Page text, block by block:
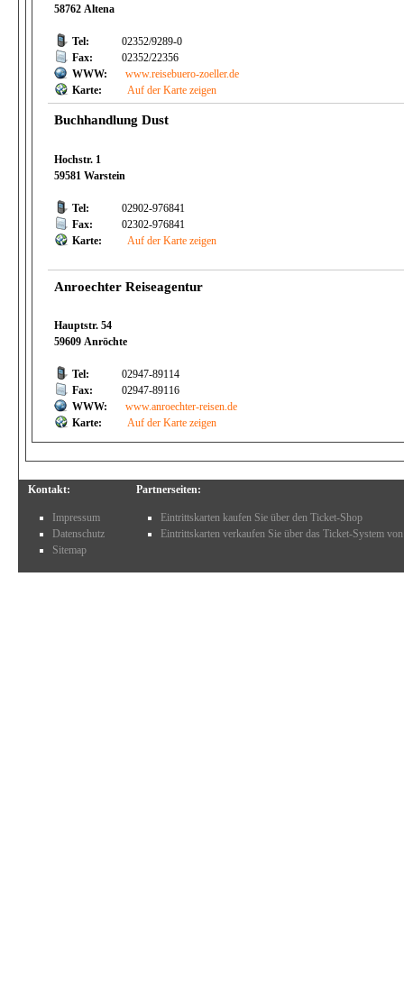
58762 Altena
Tel:
02352/9289-0
Fax:
02352/22356
WWW:
www.reisebuero-zoeller.de
Karte:
Auf der Karte zeigen
Buchhandlung Dust
Hochstr. 1
59581 Warstein
Tel:
02902-976841
Fax:
02302-976841
Karte:
Auf der Karte zeigen
Anroechter Reiseagentur
Hauptstr. 54
59609 Anröchte
Tel:
02947-89114
Fax:
02947-89116
WWW:
www.anroechter-reisen.de
Karte:
Auf der Karte zeigen
Kontakt:
Impressum
Datenschutz
Sitemap
Partnerseiten:
Eintrittskarten kaufen Sie über den Ticket-Shop
Eintrittskarten verkaufen Sie über das Ticket-System